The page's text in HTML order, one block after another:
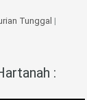
Tunggal |
: